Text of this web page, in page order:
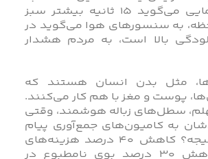
چراغ‌های راهنمایی می‌گوید ۱۵ ثانیه بیشتر سبز
به سنسورهای هوا می‌گوید در
بالا است، به مردم هشدار
مثل بدن انسان هستند که
پوست و مغز با هم کار می‌کنند.
سطل‌های زباله هوشمند، وقتی
به کامیون‌های جمع‌آوری پیام
می‌فرستند. نتیجه؟ کاهش ۴۰ درصد هزینه‌های
جمع‌آوری و کاهش ۳۰ درصد بوی نامطبوع در